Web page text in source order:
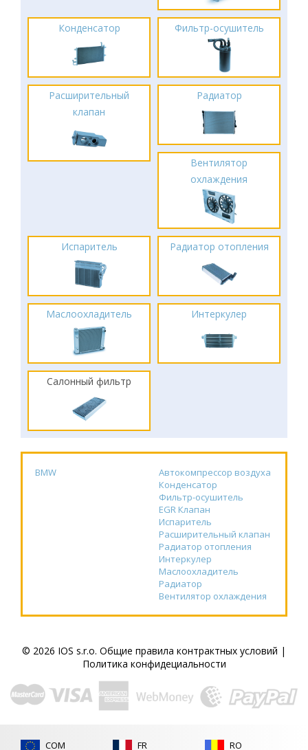
Конденсатор Фильтр-осушитель
Расширительный
клапан
Радиатор
Вентилятор
охлаждения
Испаритель Радиатор отопления
Маслоохладитель Интеркулер
Салонный фильтр
BMW
Автокомпрессор воздуха
Конденсатор
Фильтр-осушитель
EGR Клапан
Испаритель
Расширительный клапан
Радиатор отопления
Интеркулер
Маслоохладитель
Радиатор
Вентилятор охлаждения
© 2026 IOS s.r.o. Общие правила контрактных условий |
Политика конфидециальности
COM FR RO